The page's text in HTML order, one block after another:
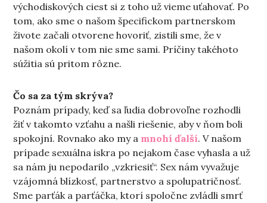
východiskových ciest si z toho už vieme uťahovať. Po
tom, ako sme o našom špecifickom partnerskom
živote začali otvorene hovoriť, zistili sme, že v
našom okolí v tom nie sme sami. Príčiny takéhoto
súžitia sú pritom rôzne.
Čo sa za tým skrýva?
Poznám prípady, keď sa ľudia dobrovoľne rozhodli
žiť v takomto vzťahu a našli riešenie, aby v ňom boli
spokojní. Rovnako ako my a mnohí ďalší. V našom
prípade sexuálna iskra po nejakom čase vyhasla a už
sa nám ju nepodarilo „vzkriesiť“. Sex nám vyvažuje
vzájomná blízkosť, partnerstvo a spolupatričnosť.
Sme parťák a parťáčka, ktorí spoločne zvládli smrť